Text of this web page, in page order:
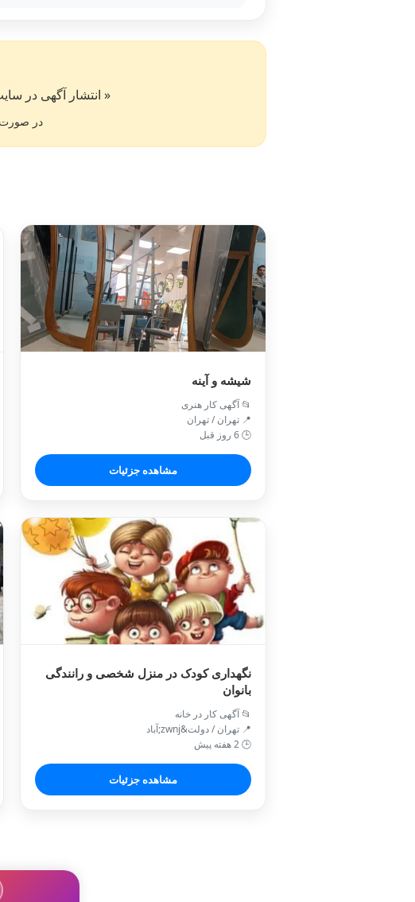
« انتشار آگهی در سایت کار۵۰ به معنی تایید آگهی دهنده از طرف سایت
در صورت
شیشه و آینه
📂 آگهی کار هنری
📍 تهران / تهران
🕒 6 روز قبل
مشاهده جزئیات
نگهداری کودک در منزل شخصی و رانندگی
بانوان
📂 آگهی کار در خانه
📍 تهران / دولت&zwnj;آباد
🕒 2 هفته پیش
مشاهده جزئیات